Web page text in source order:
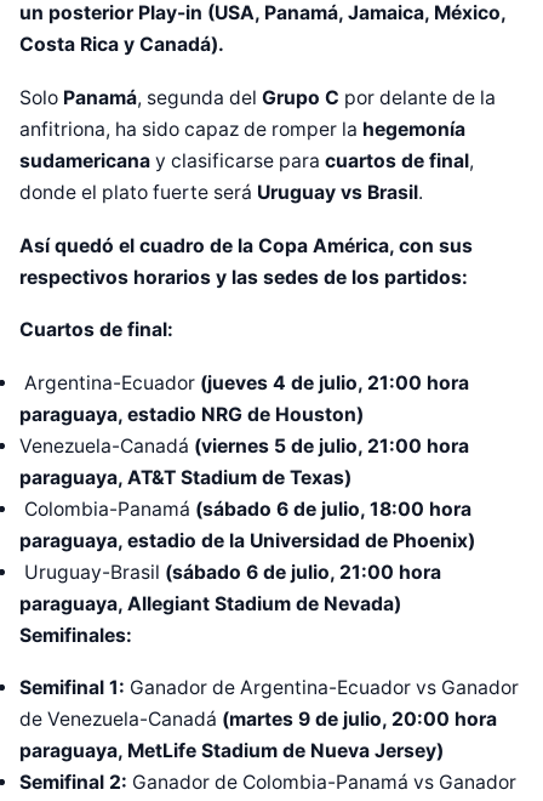
un posterior Play-in (USA, Panamá, Jamaica, México,
Costa Rica y Canadá).
Solo Panamá, segunda del Grupo C por delante de la
anfitriona, ha sido capaz de romper la hegemonía
sudamericana y clasificarse para cuartos de final,
donde el plato fuerte será Uruguay vs Brasil.
Así quedó el cuadro de la Copa América, con sus
respectivos horarios y las sedes de los partidos:
Cuartos de final:
Argentina-Ecuador (jueves 4 de julio, 21:00 hora
paraguaya, estadio NRG de Houston)
Venezuela-Canadá (viernes 5 de julio, 21:00 hora
paraguaya, AT&T Stadium de Texas)
Colombia-Panamá (sábado 6 de julio, 18:00 hora
paraguaya, estadio de la Universidad de Phoenix)
Uruguay-Brasil (sábado 6 de julio, 21:00 hora
paraguaya, Allegiant Stadium de Nevada)
Semifinales:
Semifinal 1: Ganador de Argentina-Ecuador vs Ganador
de Venezuela-Canadá (martes 9 de julio, 20:00 hora
paraguaya, MetLife Stadium de Nueva Jersey)
Semifinal 2: Ganador de Colombia-Panamá vs Ganador